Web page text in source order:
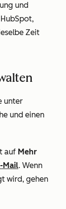
und
Zeit
unter
und einen
auf Mehr
Mail. Wenn
wird, gehen